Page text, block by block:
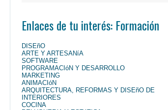
Enlaces de tu interés: Formación
DISEñO
ARTE Y ARTESANíA
SOFTWARE
PROGRAMACIóN Y DESARROLLO
MARKETING
ANIMACIóN
ARQUITECTURA, REFORMAS Y DISEñO DE
INTERIORES
COCINA